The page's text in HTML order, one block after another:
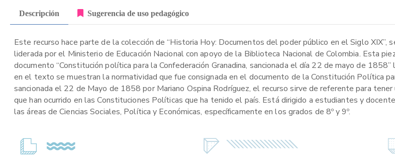
Descripción Sugerencia de uso pedagógico
Este recurso hace parte de la colección de “Historia Hoy: Documentos del poder público en el Siglo XIX”,
liderada por el Ministerio de Educación Nacional con apoyo de la Biblioteca Nacional de Colombia. Esta
documento “Constitución política para la Confederación Granadina, sancionada el día 22 de mayo de
en el texto se muestran la normatividad que fue consignada en el documento de la Constitución Política
sancionada el 22 de Mayo de 1858 por Mariano Ospina Rodríguez, el recurso sirve de referente para
que han ocurrido en las Constituciones Políticas que ha tenido el país. Está dirigido a estudiantes y
las áreas de Ciencias Sociales, Política y Económicas, específicamente en los grados de 8º y 9º.